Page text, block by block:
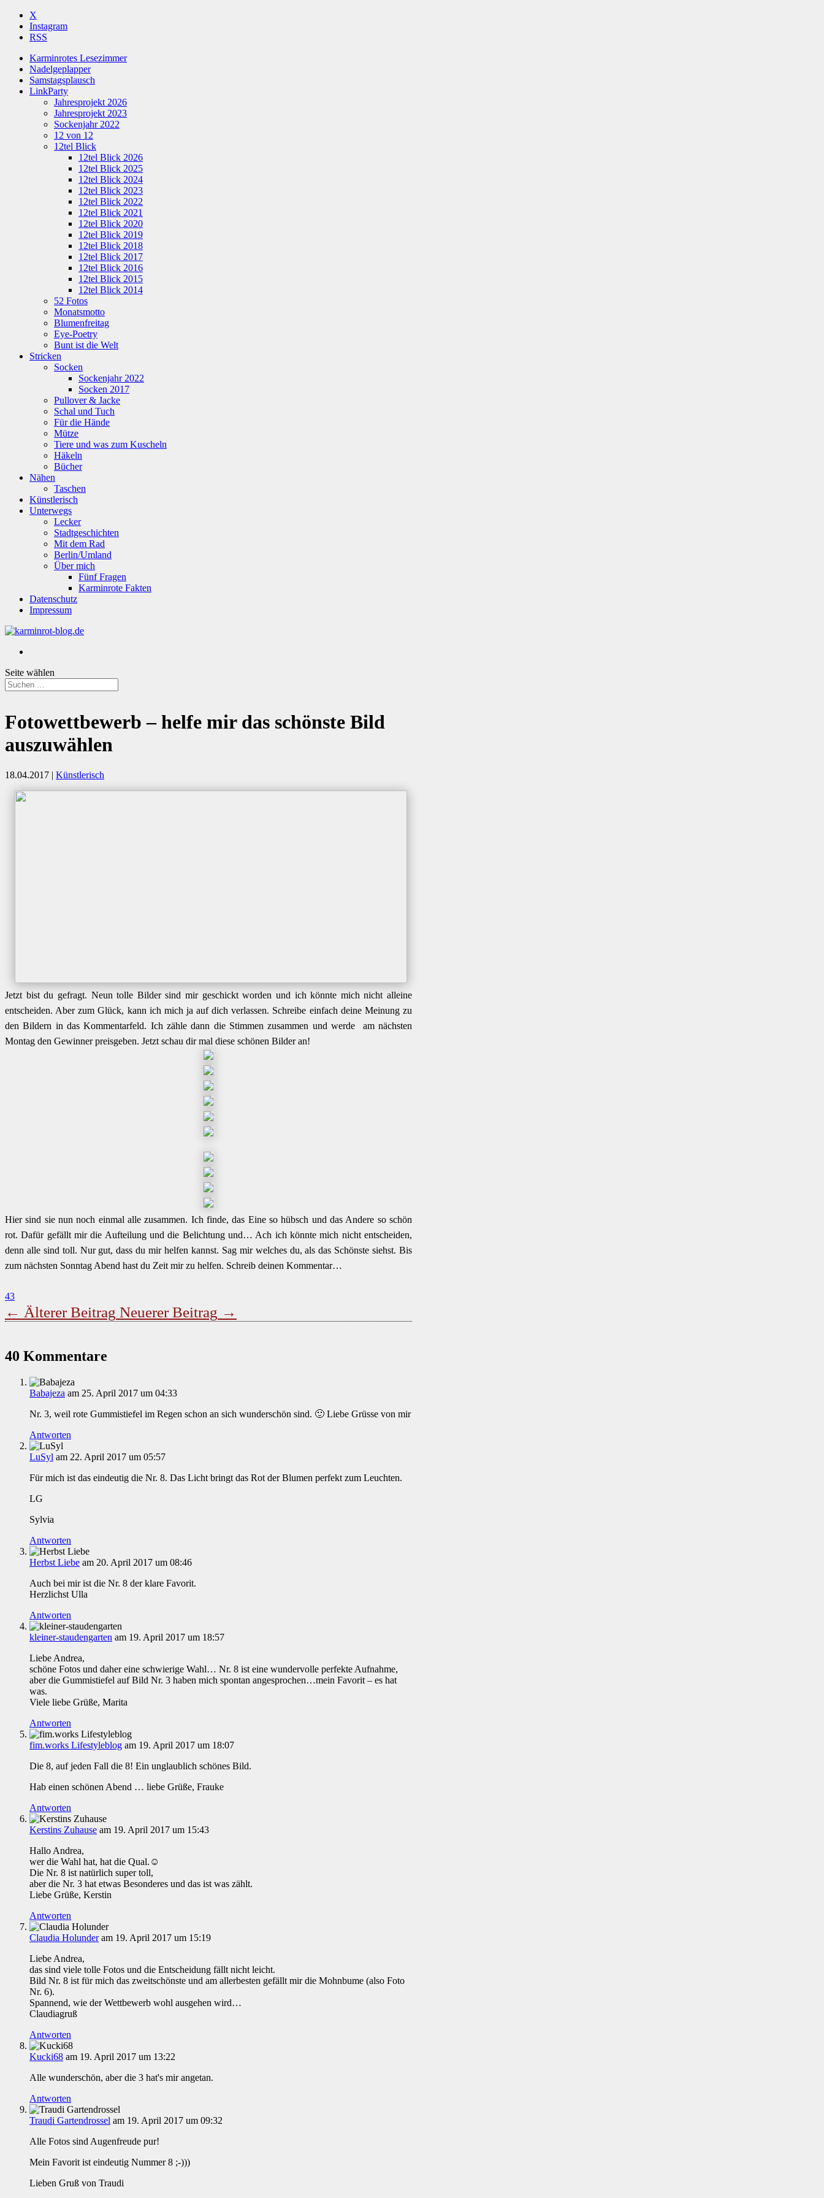
X
Instagram
RSS
Karminrotes Lesezimmer
Nadelgeplapper
Samstagsplausch
LinkParty
Jahresprojekt 2026
Jahresprojekt 2023
Sockenjahr 2022
12 von 12
12tel Blick
12tel Blick 2026
12tel Blick 2025
12tel Blick 2024
12tel Blick 2023
12tel Blick 2022
12tel Blick 2021
12tel Blick 2020
12tel Blick 2019
12tel Blick 2018
12tel Blick 2017
12tel Blick 2016
12tel Blick 2015
12tel Blick 2014
52 Fotos
Monatsmotto
Blumenfreitag
Eye-Poetry
Bunt ist die Welt
Stricken
Socken
Sockenjahr 2022
Socken 2017
Pullover & Jacke
Schal und Tuch
Für die Hände
Mütze
Tiere und was zum Kuscheln
Häkeln
Bücher
Nähen
Taschen
Künstlerisch
Unterwegs
Lecker
Stadtgeschichten
Mit dem Rad
Berlin/Umland
Über mich
Fünf Fragen
Karminrote Fakten
Datenschutz
Impressum
Seite wählen
Fotowettbewerb – helfe mir das schönste Bild
auszuwählen
18.04.2017 | Künstlerisch
Jetzt bist du gefragt. Neun tolle Bilder sind mir geschickt worden und ich könnte mich nicht alleine
entscheiden. Aber zum Glück, kann ich mich ja auf dich verlassen. Schreibe einfach deine Meinung zu
den Bildern in das Kommentarfeld. Ich zähle dann die Stimmen zusammen und werde am nächsten
Montag den Gewinner preisgeben. Jetzt schau dir mal diese schönen Bilder an!
Hier sind sie nun noch einmal alle zusammen. Ich finde, das Eine so hübsch und das Andere so schön
rot. Dafür gefällt mir die Aufteilung und die Belichtung und… Ach ich könnte mich nicht entscheiden,
denn alle sind toll. Nur gut, dass du mir helfen kannst. Sag mir welches du, als das Schönste siehst. Bis
zum nächsten Sonntag Abend hast du Zeit mir zu helfen. Schreib deinen Kommentar…
43
← Älterer Beitrag Neuerer Beitrag →
40 Kommentare
Babajeza am 25. April 2017 um 04:33
Nr. 3, weil rote Gummistiefel im Regen schon an sich wunderschön sind. 🙂 Liebe Grüsse von mir
Antworten
LuSyl am 22. April 2017 um 05:57
Für mich ist das eindeutig die Nr. 8. Das Licht bringt das Rot der Blumen perfekt zum Leuchten.
LG
Sylvia
Antworten
Herbst Liebe am 20. April 2017 um 08:46
Auch bei mir ist die Nr. 8 der klare Favorit.
Herzlichst Ulla
Antworten
kleiner-staudengarten am 19. April 2017 um 18:57
Liebe Andrea,
schöne Fotos und daher eine schwierige Wahl… Nr. 8 ist eine wundervolle perfekte Aufnahme,
aber die Gummistiefel auf Bild Nr. 3 haben mich spontan angesprochen…mein Favorit – es hat
was.
Viele liebe Grüße, Marita
Antworten
fim.works Lifestyleblog am 19. April 2017 um 18:07
Die 8, auf jeden Fall die 8! Ein unglaublich schönes Bild.
Hab einen schönen Abend … liebe Grüße, Frauke
Antworten
Kerstins Zuhause am 19. April 2017 um 15:43
Hallo Andrea,
wer die Wahl hat, hat die Qual.☺
Die Nr. 8 ist natürlich super toll,
aber die Nr. 3 hat etwas Besonderes und das ist was zählt.
Liebe Grüße, Kerstin
Antworten
Claudia Holunder am 19. April 2017 um 15:19
Liebe Andrea,
das sind viele tolle Fotos und die Entscheidung fällt nicht leicht.
Bild Nr. 8 ist für mich das zweitschönste und am allerbesten gefällt mir die Mohnbume (also Foto
Nr. 6).
Spannend, wie der Wettbewerb wohl ausgehen wird…
Claudiagruß
Antworten
Kucki68 am 19. April 2017 um 13:22
Alle wunderschön, aber die 3 hat's mir angetan.
Antworten
Traudi Gartendrossel am 19. April 2017 um 09:32
Alle Fotos sind Augenfreude pur!
Mein Favorit ist eindeutig Nummer 8 ;-)))
Lieben Gruß von Traudi